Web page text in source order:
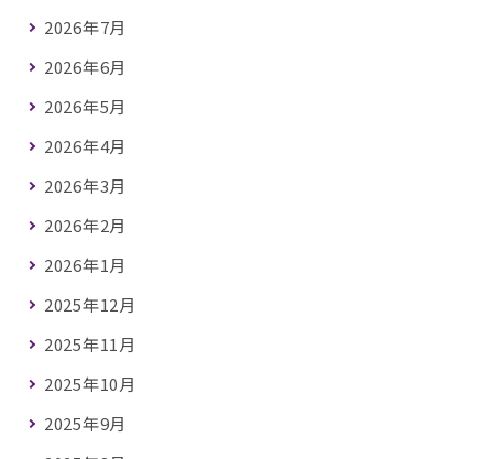
2026年7月
2026年6月
2026年5月
2026年4月
2026年3月
2026年2月
2026年1月
2025年12月
2025年11月
2025年10月
2025年9月